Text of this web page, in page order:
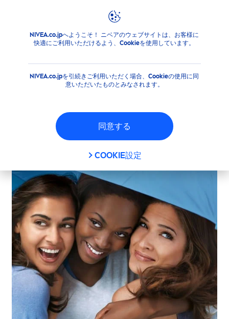
NIVEA.co.jpへようこそ！ ニベアのウェブサイトは、お客様に
快適にご利用いただけるよう、Cookieを使用しています。
NIVEA.co.jpを引続きご利用いただく場合、Cookieの使用に同
意いただいたものとみなされます。
同意する
COOKIE設定
注目情報 採用情報
採用情報
ニベア花王の採用情報はこちらから
バイヤスドルフ社の採用情報はこちらから